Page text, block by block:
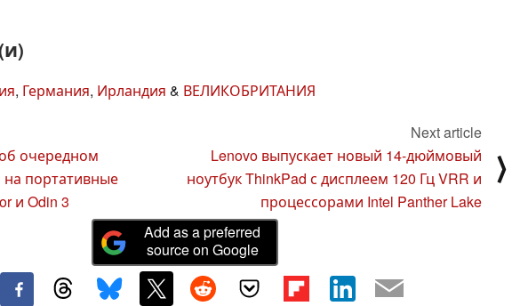
, Германия, Ирландия & ВЕЛИКОБРИТАНИЯ
очередном
портативные
и Odin 3
Next article
Lenovo выпускает новый 14-дюймовый
ноутбук ThinkPad с дисплеем 120 Гц VRR и
процессорами Intel Panther Lake
⟩
Add as a preferred
source on Google